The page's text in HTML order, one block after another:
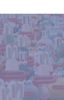
ス
キ
ッ
プ